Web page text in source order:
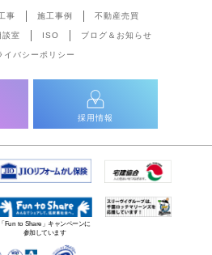
事 施工事例 不動産売買
談室 ISO ブログ＆お知らせ
イバシーポリシー
採用情報
「Fun to Share」キャンペーンに
参加しています